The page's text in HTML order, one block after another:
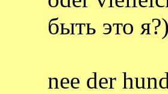
быть это я
nee der